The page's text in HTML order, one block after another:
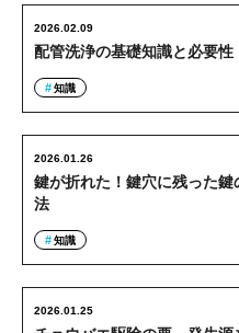
配管洗浄の基礎知識と必要性
2026.02.09
知識
鍵が折れた！鍵穴に残った
法
2026.01.26
知識
2026.01.25